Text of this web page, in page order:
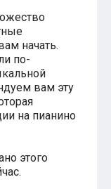
начать.
по-
вам эту
на пианино
этого